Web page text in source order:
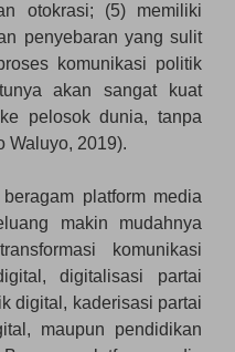
otokrasi; (5) memiliki
penyebaran yang sulit
komunikasi politik
akan sangat kuat
pelosok dunia, tanpa
Waluyo, 2019).
platform media
makin mudahnya
komunikasi
digitalisasi partai
digital, kaderisasi partai
maupun pendidikan